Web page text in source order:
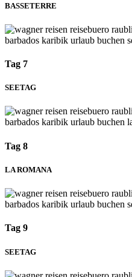
BASSETERRE
Tag 7
SEETAG
Tag 8
LA ROMANA
Tag 9
SEETAG